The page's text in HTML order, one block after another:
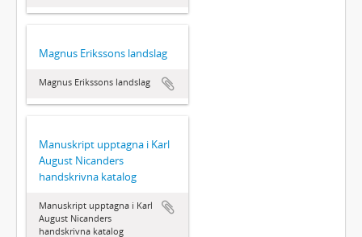
Magnus Erikssons landslag
Magnus Erikssons landslag
Manuskript upptagna i Karl
August Nicanders
handskrivna katalog
Manuskript upptagna i Karl
August Nicanders
handskrivna katalog